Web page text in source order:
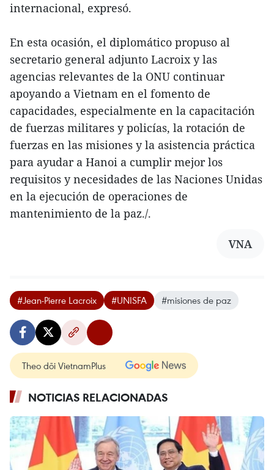
internacional, expresó.
En esta ocasión, el diplomático propuso al
secretario general adjunto Lacroix y las
agencias relevantes de la ONU continuar
apoyando a Vietnam en el fomento de
capacidades, especialmente en la capacitación
de fuerzas militares y policías, la rotación de
fuerzas en las misiones y la asistencia práctica
para ayudar a Hanoi a cumplir mejor los
requisitos y necesidades de las Naciones Unidas
en la ejecución de operaciones de
mantenimiento de la paz./.
VNA
#Jean-Pierre Lacroix #UNISFA #misiones de paz
Theo dõi VietnamPlus
NOTICIAS RELACIONADAS